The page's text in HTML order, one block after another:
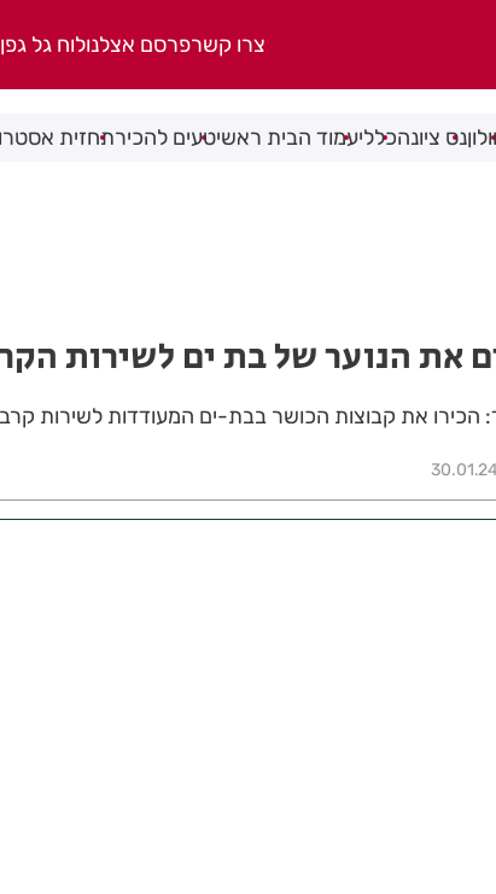
צרו קשרפרסם אצלנולוח גל גפן
נס ציונהכלליעמוד הבית ראשיטעים להכירתחזית
את הנוער של בת ים לשירות
את קבוצות הכושר בבת-ים המעודדות לשירות
30.01.24